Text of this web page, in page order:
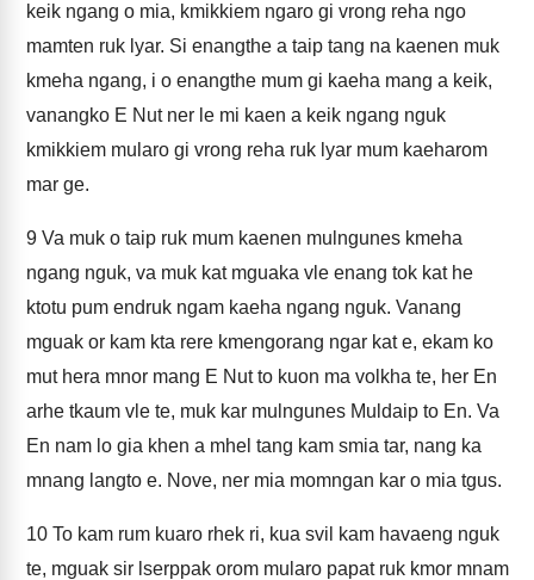
keik ngang o mia, kmikkiem ngaro gi vrong reha ngo
mamten ruk lyar. Si enangthe a taip tang na kaenen muk
kmeha ngang, i o enangthe mum gi kaeha mang a keik,
vanangko E Nut ner le mi kaen a keik ngang nguk
kmikkiem mularo gi vrong reha ruk lyar mum kaeharom
mar ge.
9 Va muk o taip ruk mum kaenen mulngunes kmeha
ngang nguk, va muk kat mguaka vle enang tok kat he
ktotu pum endruk ngam kaeha ngang nguk. Vanang
mguak or kam kta rere kmengorang ngar kat e, ekam ko
mut hera mnor mang E Nut to kuon ma volkha te, her En
arhe tkaum vle te, muk kar mulngunes Muldaip to En. Va
En nam lo gia khen a mhel tang kam smia tar, nang ka
mnang langto e. Nove, ner mia momngan kar o mia tgus.
10 To kam rum kuaro rhek ri, kua svil kam havaeng nguk
te, mguak sir lserppak orom mularo papat ruk kmor mnam